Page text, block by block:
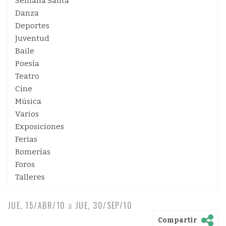
Danza
Deportes
Juventud
Baile
Poesía
Teatro
Cine
Música
Varios
Exposiciones
Ferias
Romerías
Foros
Talleres
JUE, 15/ABR/10 a JUE, 30/SEP/10
Compartir